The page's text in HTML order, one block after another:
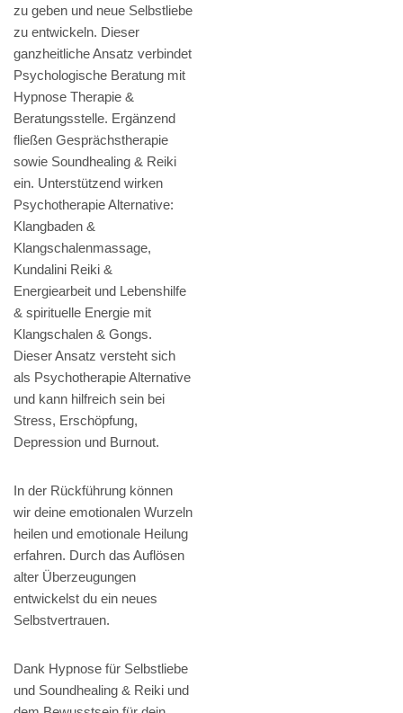
zu geben und neue Selbstliebe
zu entwickeln. Dieser
ganzheitliche Ansatz verbindet
Psychologische Beratung mit
Hypnose Therapie &
Beratungsstelle. Ergänzend
fließen Gesprächstherapie
sowie Soundhealing & Reiki
ein. Unterstützend wirken
Psychotherapie Alternative:
Klangbaden &
Klangschalenmassage,
Kundalini Reiki &
Energiearbeit und Lebenshilfe
& spirituelle Energie mit
Klangschalen & Gongs.
Dieser Ansatz versteht sich
als Psychotherapie Alternative
und kann hilfreich sein bei
Stress, Erschöpfung,
Depression und Burnout.
In der Rückführung können
wir deine emotionalen Wurzeln
heilen und emotionale Heilung
erfahren. Durch das Auflösen
alter Überzeugungen
entwickelst du ein neues
Selbstvertrauen.
Dank Hypnose für Selbstliebe
und Soundhealing & Reiki und